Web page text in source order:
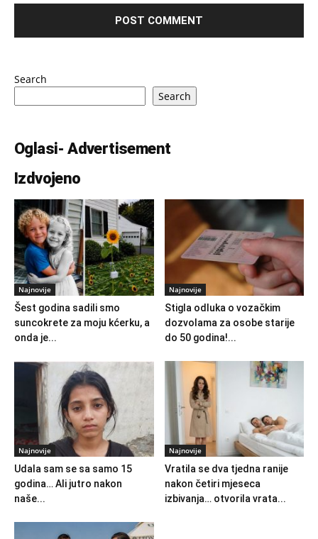
Search
Search
Oglasi- Advertisement
Izdvojeno
Najnovije
Šest godina sadili smo
suncokrete za moju kćerku, a
onda je...
Najnovije
Stigla odluka o vozačkim
dozvolama za osobe starije
do 50 godina!...
Najnovije
Udala sam se sa samo 15
godina… Ali jutro nakon
naše...
Najnovije
Vratila se dva tjedna ranije
nakon četiri mjeseca
izbivanja… otvorila vrata...